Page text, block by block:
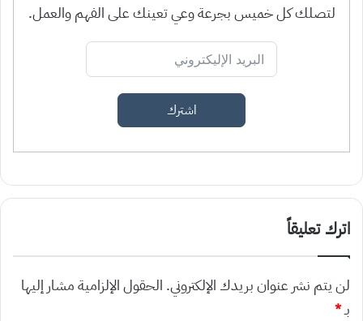
لتصلك كل خميس بجرعة وعي تعينك على الفهم والعمل.
اشترك
اترك تعليقاً
لن يتم نشر عنوان بريدك الإلكتروني. الحقول الإلزامية مشار إليها
بـ*